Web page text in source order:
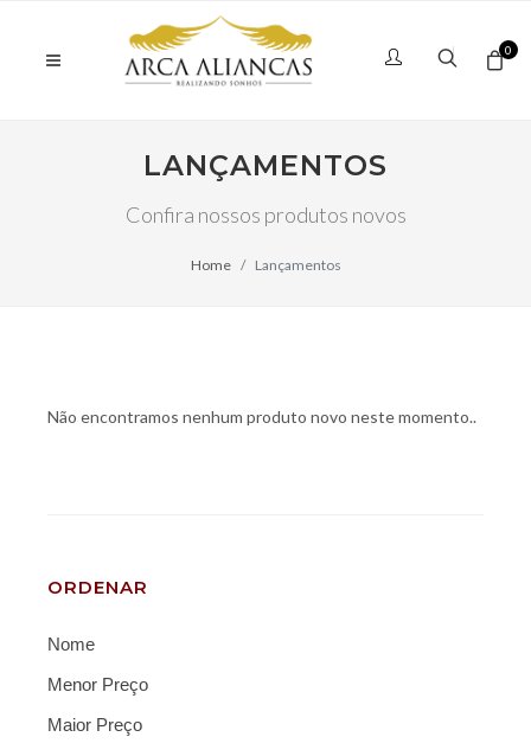
0
LANÇAMENTOS
Confira nossos produtos novos
Home Lançamentos
Não encontramos nenhum produto novo neste momento..
ORDENAR
Nome
Menor Preço
Maior Preço